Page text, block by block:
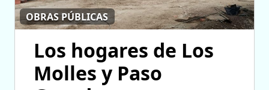
OBRAS PÚBLICAS
Los hogares de Los
Molles y Paso